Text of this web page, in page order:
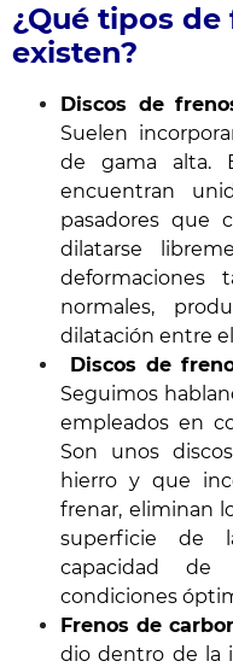
¿Qué tipos
existen?
Discos de
Suelen
de gama alta.
encuentran
pasadores que
dilatarse
deformaciones
normales,
dilatación entre
Discos de
Seguimos
empleados en
Son unos
hierro y que
frenar, eliminan
superficie de
capacidad
condiciones
Frenos de
dio dentro de la